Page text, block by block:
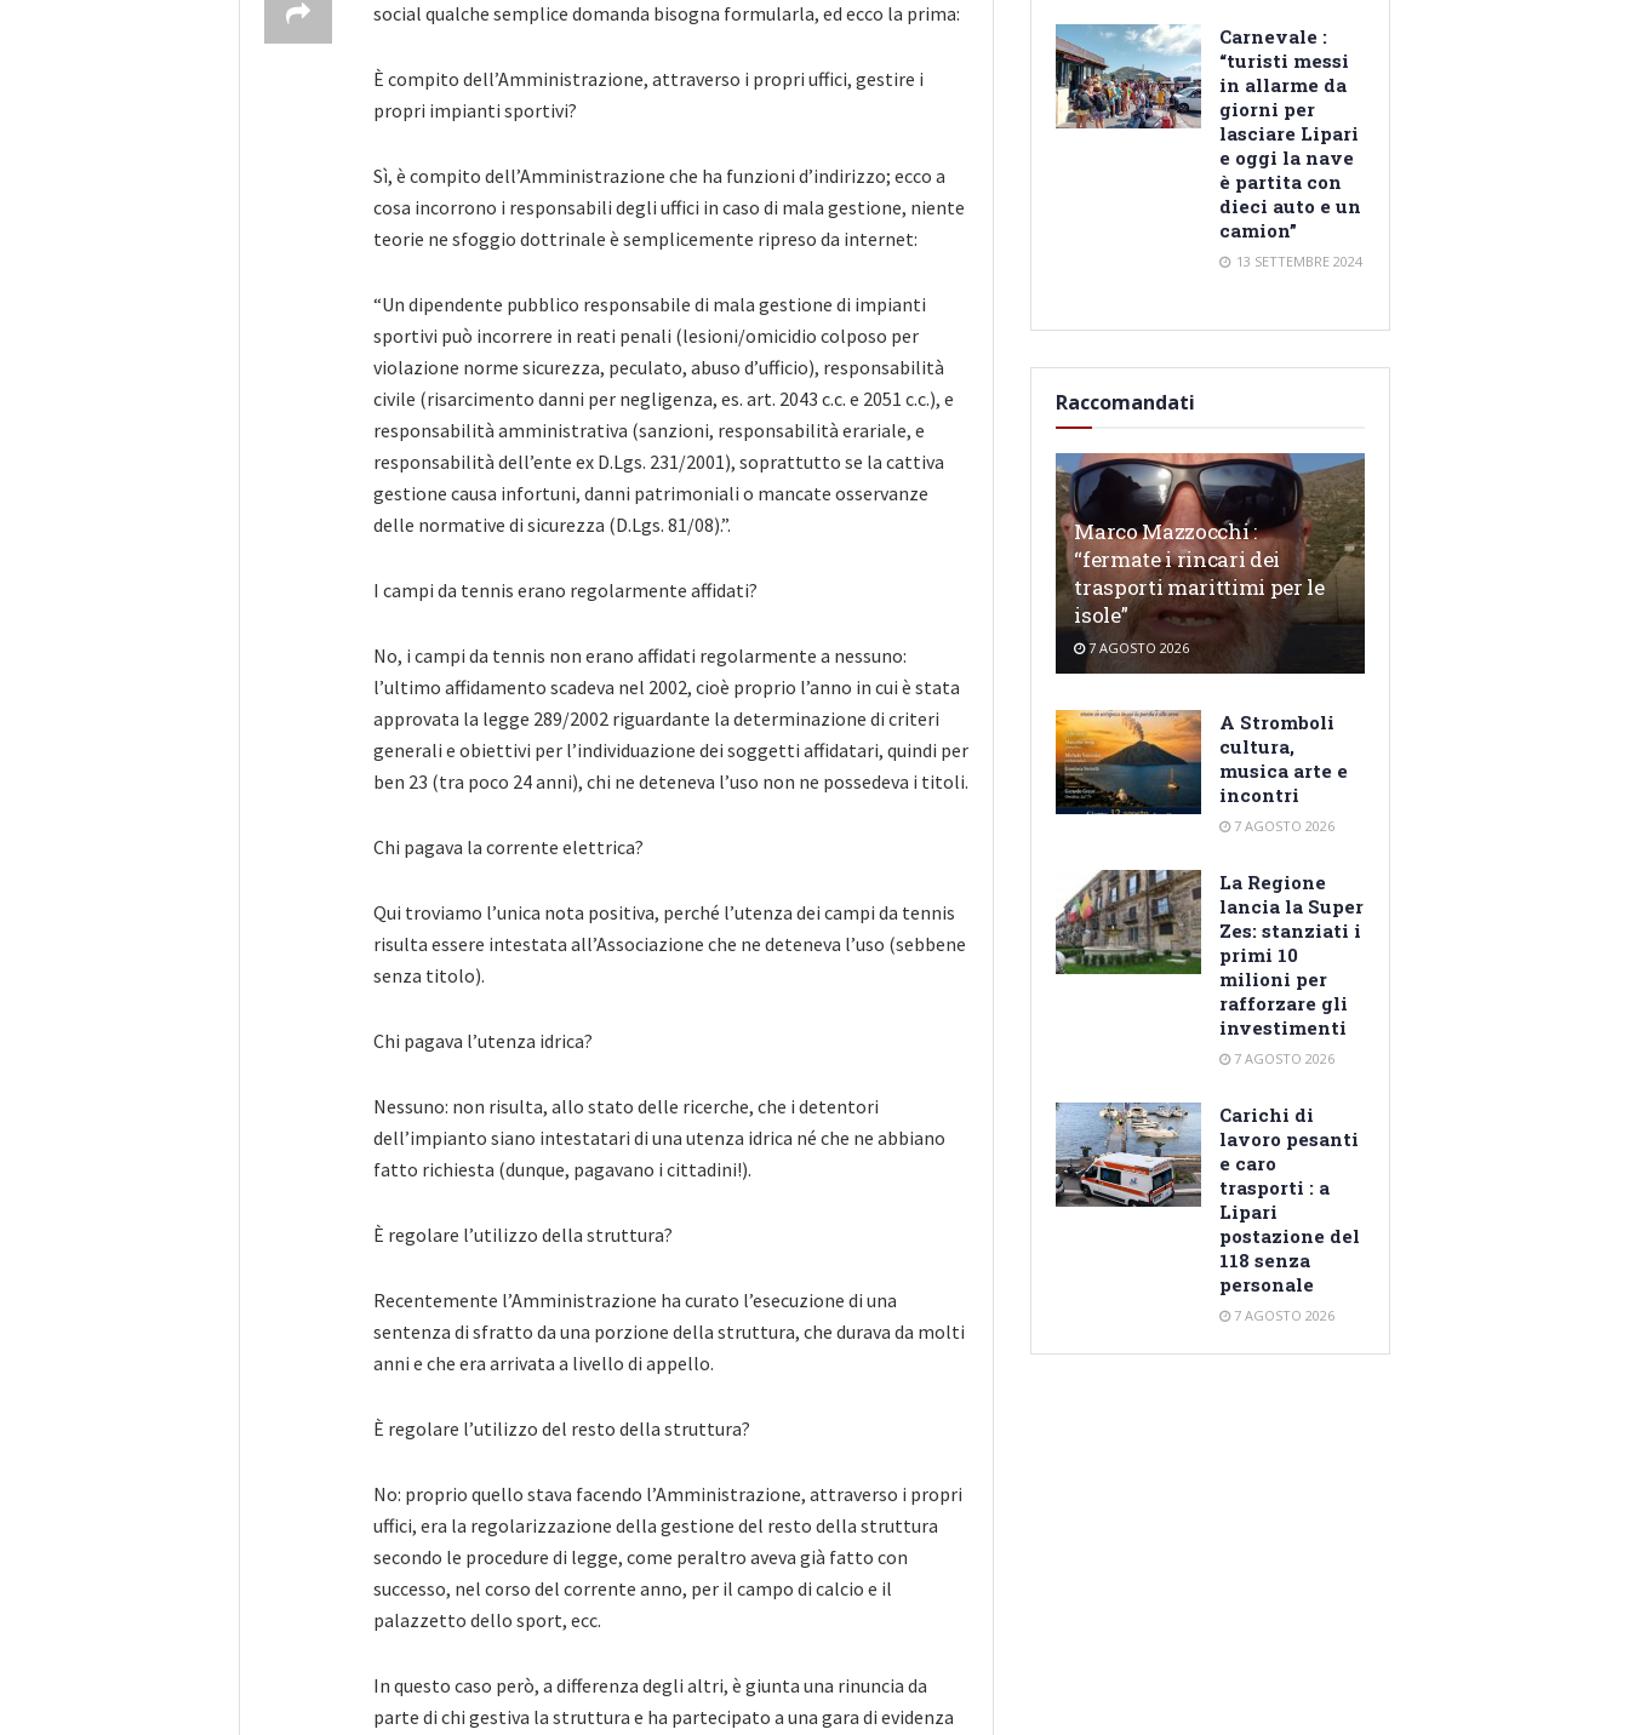
social qualche semplice domanda bisogna formularla, ed ecco la prima:
È compito dell’Amministrazione, attraverso i propri uffici, gestire i
propri impianti sportivi?
Sì, è compito dell’Amministrazione che ha funzioni d’indirizzo; ecco a
cosa incorrono i responsabili degli uffici in caso di mala gestione, niente
teorie ne sfoggio dottrinale è semplicemente ripreso da internet:
“Un dipendente pubblico responsabile di mala gestione di impianti
sportivi può incorrere in reati penali (lesioni/omicidio colposo per
violazione norme sicurezza, peculato, abuso d’ufficio), responsabilità
civile (risarcimento danni per negligenza, es. art. 2043 c.c. e 2051 c.c.), e
responsabilità amministrativa (sanzioni, responsabilità erariale, e
responsabilità dell’ente ex D.Lgs. 231/2001), soprattutto se la cattiva
gestione causa infortuni, danni patrimoniali o mancate osservanze
delle normative di sicurezza (D.Lgs. 81/08).”.
I campi da tennis erano regolarmente affidati?
No, i campi da tennis non erano affidati regolarmente a nessuno:
l’ultimo affidamento scadeva nel 2002, cioè proprio l’anno in cui è stata
approvata la legge 289/2002 riguardante la determinazione di criteri
generali e obiettivi per l’individuazione dei soggetti affidatari, quindi per
ben 23 (tra poco 24 anni), chi ne deteneva l’uso non ne possedeva i titoli.
Chi pagava la corrente elettrica?
Qui troviamo l’unica nota positiva, perché l’utenza dei campi da tennis
risulta essere intestata all’Associazione che ne deteneva l’uso (sebbene
senza titolo).
Chi pagava l’utenza idrica?
Nessuno: non risulta, allo stato delle ricerche, che i detentori
dell’impianto siano intestatari di una utenza idrica né che ne abbiano
fatto richiesta (dunque, pagavano i cittadini!).
È regolare l’utilizzo della struttura?
Recentemente l’Amministrazione ha curato l’esecuzione di una
sentenza di sfratto da una porzione della struttura, che durava da molti
anni e che era arrivata a livello di appello.
È regolare l’utilizzo del resto della struttura?
No: proprio quello stava facendo l’Amministrazione, attraverso i propri
uffici, era la regolarizzazione della gestione del resto della struttura
secondo le procedure di legge, come peraltro aveva già fatto con
successo, nel corso del corrente anno, per il campo di calcio e il
palazzetto dello sport, ecc.
In questo caso però, a differenza degli altri, è giunta una rinuncia da
parte di chi gestiva la struttura e ha partecipato a una gara di evidenza
Carnevale :
“turisti messi
in allarme da
giorni per
lasciare Lipari
e oggi la nave
è partita con
dieci auto e un
camion”
13 SETTEMBRE 2024
Raccomandati
Marco Mazzocchi :
“fermate i rincari dei
trasporti marittimi per le
isole”
7 AGOSTO 2026
A Stromboli
cultura,
musica arte e
incontri
7 AGOSTO 2026
La Regione
lancia la Super
Zes: stanziati i
primi 10
milioni per
rafforzare gli
investimenti
7 AGOSTO 2026
Carichi di
lavoro pesanti
e caro
trasporti : a
Lipari
postazione del
118 senza
personale
7 AGOSTO 2026